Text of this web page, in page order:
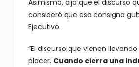
Asimismo, dijo que el discurso
consideró que esa consigna
Ejecutivo.
“El discurso que vienen
placer. Cuando cierra una